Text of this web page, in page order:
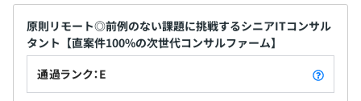
原則リモート◎前例のない課題に挑戦するシニアITコンサル
タント【直案件100%の次世代コンサルファーム】
通過ランク：E